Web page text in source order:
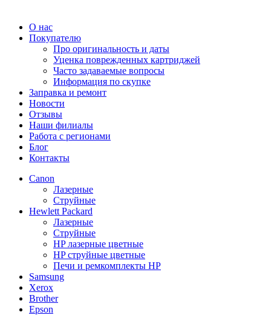
О нас
Покупателю
Про оригинальность и даты
Уценка поврежденных картриджей
Часто задаваемые вопросы
Информация по скупке
Заправка и ремонт
Новости
Отзывы
Наши филиалы
Работа с регионами
Блог
Контакты
Canon
Лазерные
Струйные
Hewlett Packard
Лазерные
Струйные
HP лазерные цветные
HP струйные цветные
Печи и ремкомплекты HP
Samsung
Xerox
Brother
Epson